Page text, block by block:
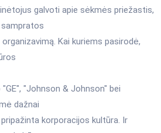
galvoti apie sėkmės priežastis,
Kai kuriems pasirodė,
"Johnson & Johnson" bei
dažnai
korporacijos kultūra. Ir